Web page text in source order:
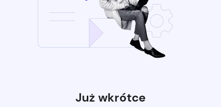
Już wkrótce